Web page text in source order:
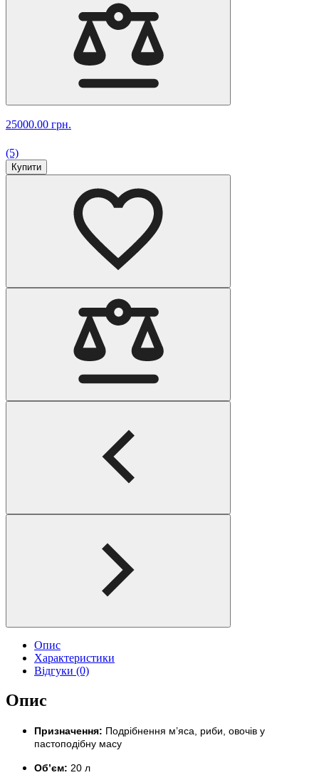
25000.00 грн.
(5)
Купити
Опис
Характеристики
Відгуки (0)
Опис
Призначення: Подрібнення м’яса, риби, овочів у
пастоподібну масу
Об’єм: 20 л